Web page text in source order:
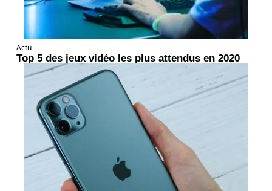
Actu
Top 5 des jeux vidéo les plus attendus en 2020